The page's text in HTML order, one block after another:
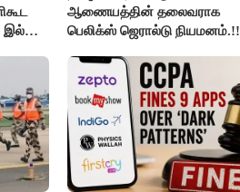
ஆணையத்தின் தலைவராக
பெலிக்ஸ் ஜெரால்டு நியமனம்.!!